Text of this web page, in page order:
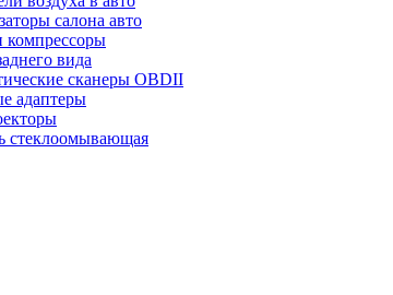
салона авто
компрессоры
вида
сканеры OBDII
адаптеры
стеклоомывающая